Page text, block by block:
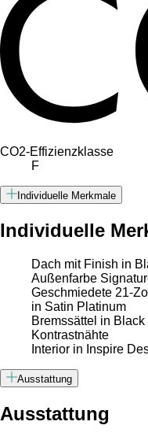
CO2-Effizienzklasse
F
Individuelle Merkmale
Individuelle
Dach mit Finish in
Außenfarbe
Geschmiedete 21-
in Satin Platinum
Bremssättel in Black
Kontrastnähte
Interior in Inspire
Ausstattung
Ausstattung